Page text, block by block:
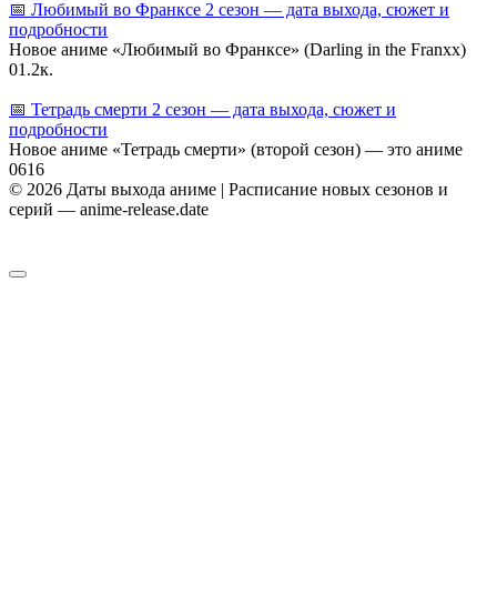
📅 Любимый во Франксе 2 сезон — дата выхода, сюжет и
подробности
Новое аниме «Любимый во Франксе» (Darling in the Franxx)
01.2к.
📅 Тетрадь смерти 2 сезон — дата выхода, сюжет и
подробности
Новое аниме «Тетрадь смерти» (второй сезон) — это аниме
0616
© 2026 Даты выхода аниме | Расписание новых сезонов и
серий — anime-release.date